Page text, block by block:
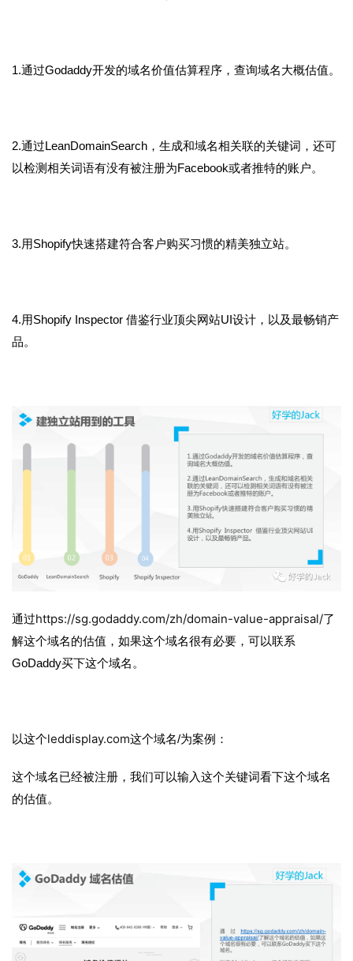
1.通过Godaddy开发的域名价值估算程序，查询域名大概估值。
2.通过LeanDomainSearch，生成和域名相关联的关键词，还可
以检测相关词语有没有被注册为Facebook或者推特的账户。
3.用Shopify快速搭建符合客户购买习惯的精美独立站。
4.用Shopify Inspector 借鉴行业顶尖网站UI设计，以及最畅销产
品。
通过https://sg.godaddy.com/zh/domain-value-appraisal/了
解这个域名的估值，如果这个域名很有必要，可以联系
GoDaddy买下这个域名。
以这个leddisplay.com这个域名/为案例：
这个域名已经被注册，我们可以输入这个关键词看下这个域名
的估值。